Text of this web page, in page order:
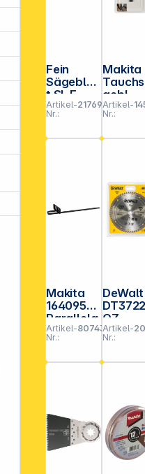
Fein
Sägeblat
t SL E-
Cut LL
BIM
50x35
VE5
Artikel-
Nr.:
217697
Makita
gebl.
10mm
TMA057
Artikel-
Nr.:
Makita
164095-8
Parallela
nschlag
Artikel-
Nr.:
807431
DeWalt
QZ
180mm
Artikel-
Nr.: